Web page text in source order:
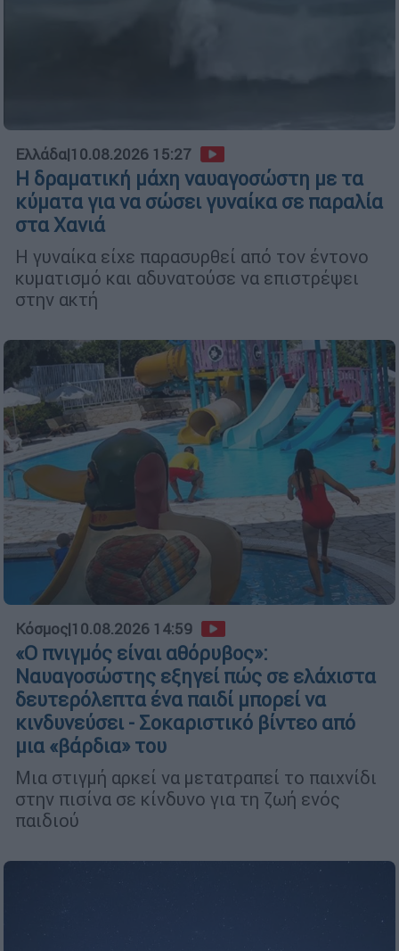
Ελλάδα|10.08.2026 15:27
Η δραματική μάχη ναυαγοσώστη με τα
κύματα για να σώσει γυναίκα σε παραλία
στα Χανιά
Η γυναίκα είχε παρασυρθεί από τον έντονο
κυματισμό και αδυνατούσε να επιστρέψει
στην ακτή
Κόσμος|10.08.2026 14:59
«Ο πνιγμός είναι αθόρυβος»:
Ναυαγοσώστης εξηγεί πώς σε ελάχιστα
δευτερόλεπτα ένα παιδί μπορεί να
κινδυνεύσει - Σοκαριστικό βίντεο από
μια «βάρδια» του
Μια στιγμή αρκεί να μετατραπεί το παιχνίδι
στην πισίνα σε κίνδυνο για τη ζωή ενός
παιδιού